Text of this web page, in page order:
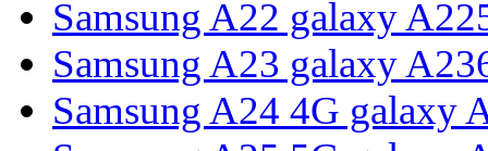
Samsung A22 galaxy
Samsung A23 galaxy
Samsung A24 4G galaxy